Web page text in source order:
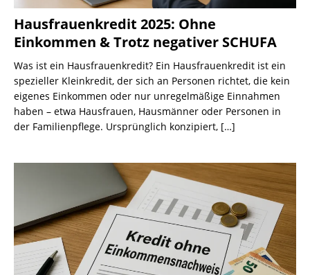
Hausfrauenkredit 2025: Ohne
Einkommen & Trotz negativer SCHUFA
Was ist ein Hausfrauenkredit? Ein Hausfrauenkredit ist ein
spezieller Kleinkredit, der sich an Personen richtet, die kein
eigenes Einkommen oder nur unregelmäßige Einnahmen
haben – etwa Hausfrauen, Hausmänner oder Personen in
der Familienpflege. Ursprünglich konzipiert, […]